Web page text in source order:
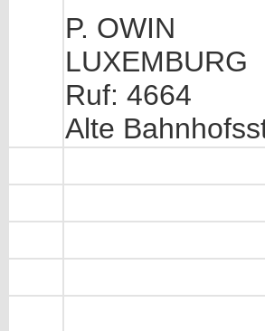
P. OWIN
LUXEMBURG
Ruf: 4664
Alte